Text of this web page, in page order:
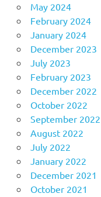
May 2024
February 2024
January 2024
December 2023
July 2023
February 2023
December 2022
October 2022
September 2022
August 2022
July 2022
January 2022
December 2021
October 2021